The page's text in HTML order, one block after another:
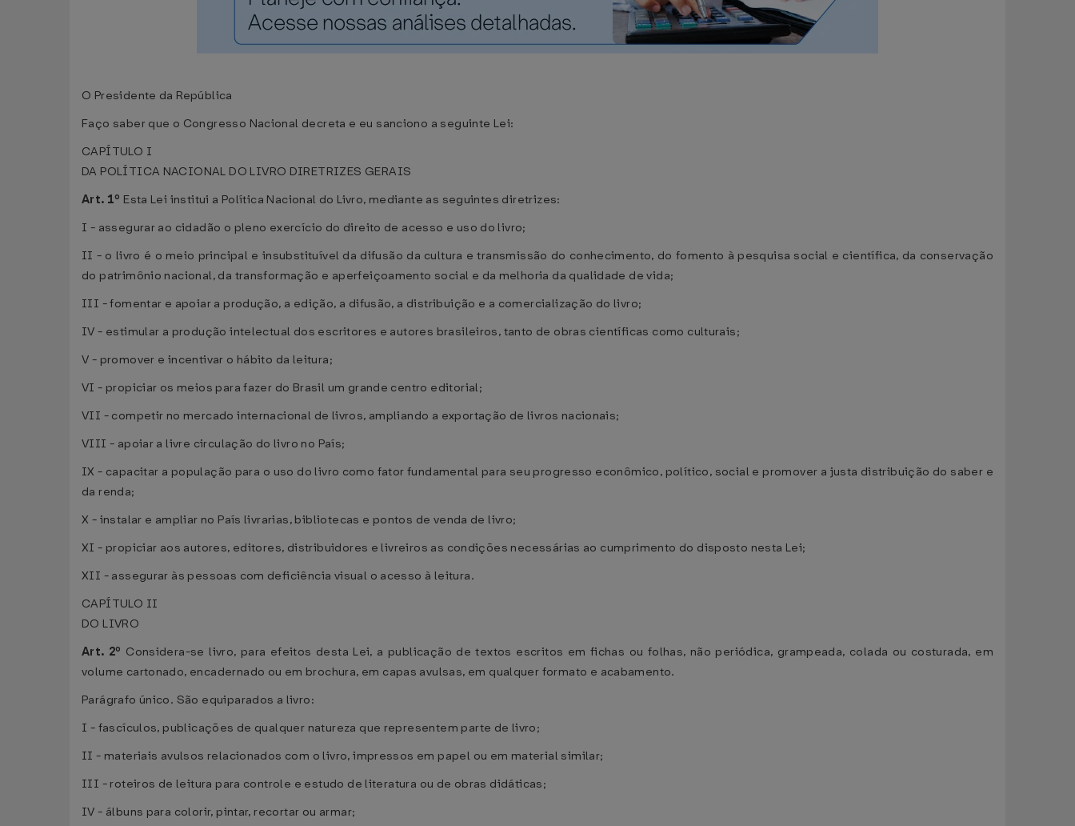
O Presidente da República
Faço saber que o Congresso Nacional decreta e eu sanciono a seguinte Lei:
CAPÍTULO I
DA POLÍTICA NACIONAL DO LIVRO DIRETRIZES GERAIS
Art. 1º Esta Lei institui a Política Nacional do Livro, mediante as seguintes diretrizes:
I - assegurar ao cidadão o pleno exercício do direito de acesso e uso do livro;
II - o livro é o meio principal e insubstituível da difusão da cultura e transmissão do conhecimento, do fomento à pesquisa social e científica, da conservação
do patrimônio nacional, da transformação e aperfeiçoamento social e da melhoria da qualidade de vida;
III - fomentar e apoiar a produção, a edição, a difusão, a distribuição e a comercialização do livro;
IV - estimular a produção intelectual dos escritores e autores brasileiros, tanto de obras científicas como culturais;
V - promover e incentivar o hábito da leitura;
VI - propiciar os meios para fazer do Brasil um grande centro editorial;
VII - competir no mercado internacional de livros, ampliando a exportação de livros nacionais;
VIII - apoiar a livre circulação do livro no País;
IX - capacitar a população para o uso do livro como fator fundamental para seu progresso econômico, político, social e promover a justa distribuição do saber e
da renda;
X - instalar e ampliar no País livrarias, bibliotecas e pontos de venda de livro;
XI - propiciar aos autores, editores, distribuidores e livreiros as condições necessárias ao cumprimento do disposto nesta Lei;
XII - assegurar às pessoas com deficiência visual o acesso à leitura.
CAPÍTULO II
DO LIVRO
Art. 2º Considera-se livro, para efeitos desta Lei, a publicação de textos escritos em fichas ou folhas, não periódica, grampeada, colada ou costurada, em
volume cartonado, encadernado ou em brochura, em capas avulsas, em qualquer formato e acabamento.
Parágrafo único. São equiparados a livro:
I - fascículos, publicações de qualquer natureza que representem parte de livro;
II - materiais avulsos relacionados com o livro, impressos em papel ou em material similar;
III - roteiros de leitura para controle e estudo de literatura ou de obras didáticas;
IV - álbuns para colorir, pintar, recortar ou armar;